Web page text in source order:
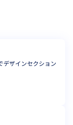
デザインセクション